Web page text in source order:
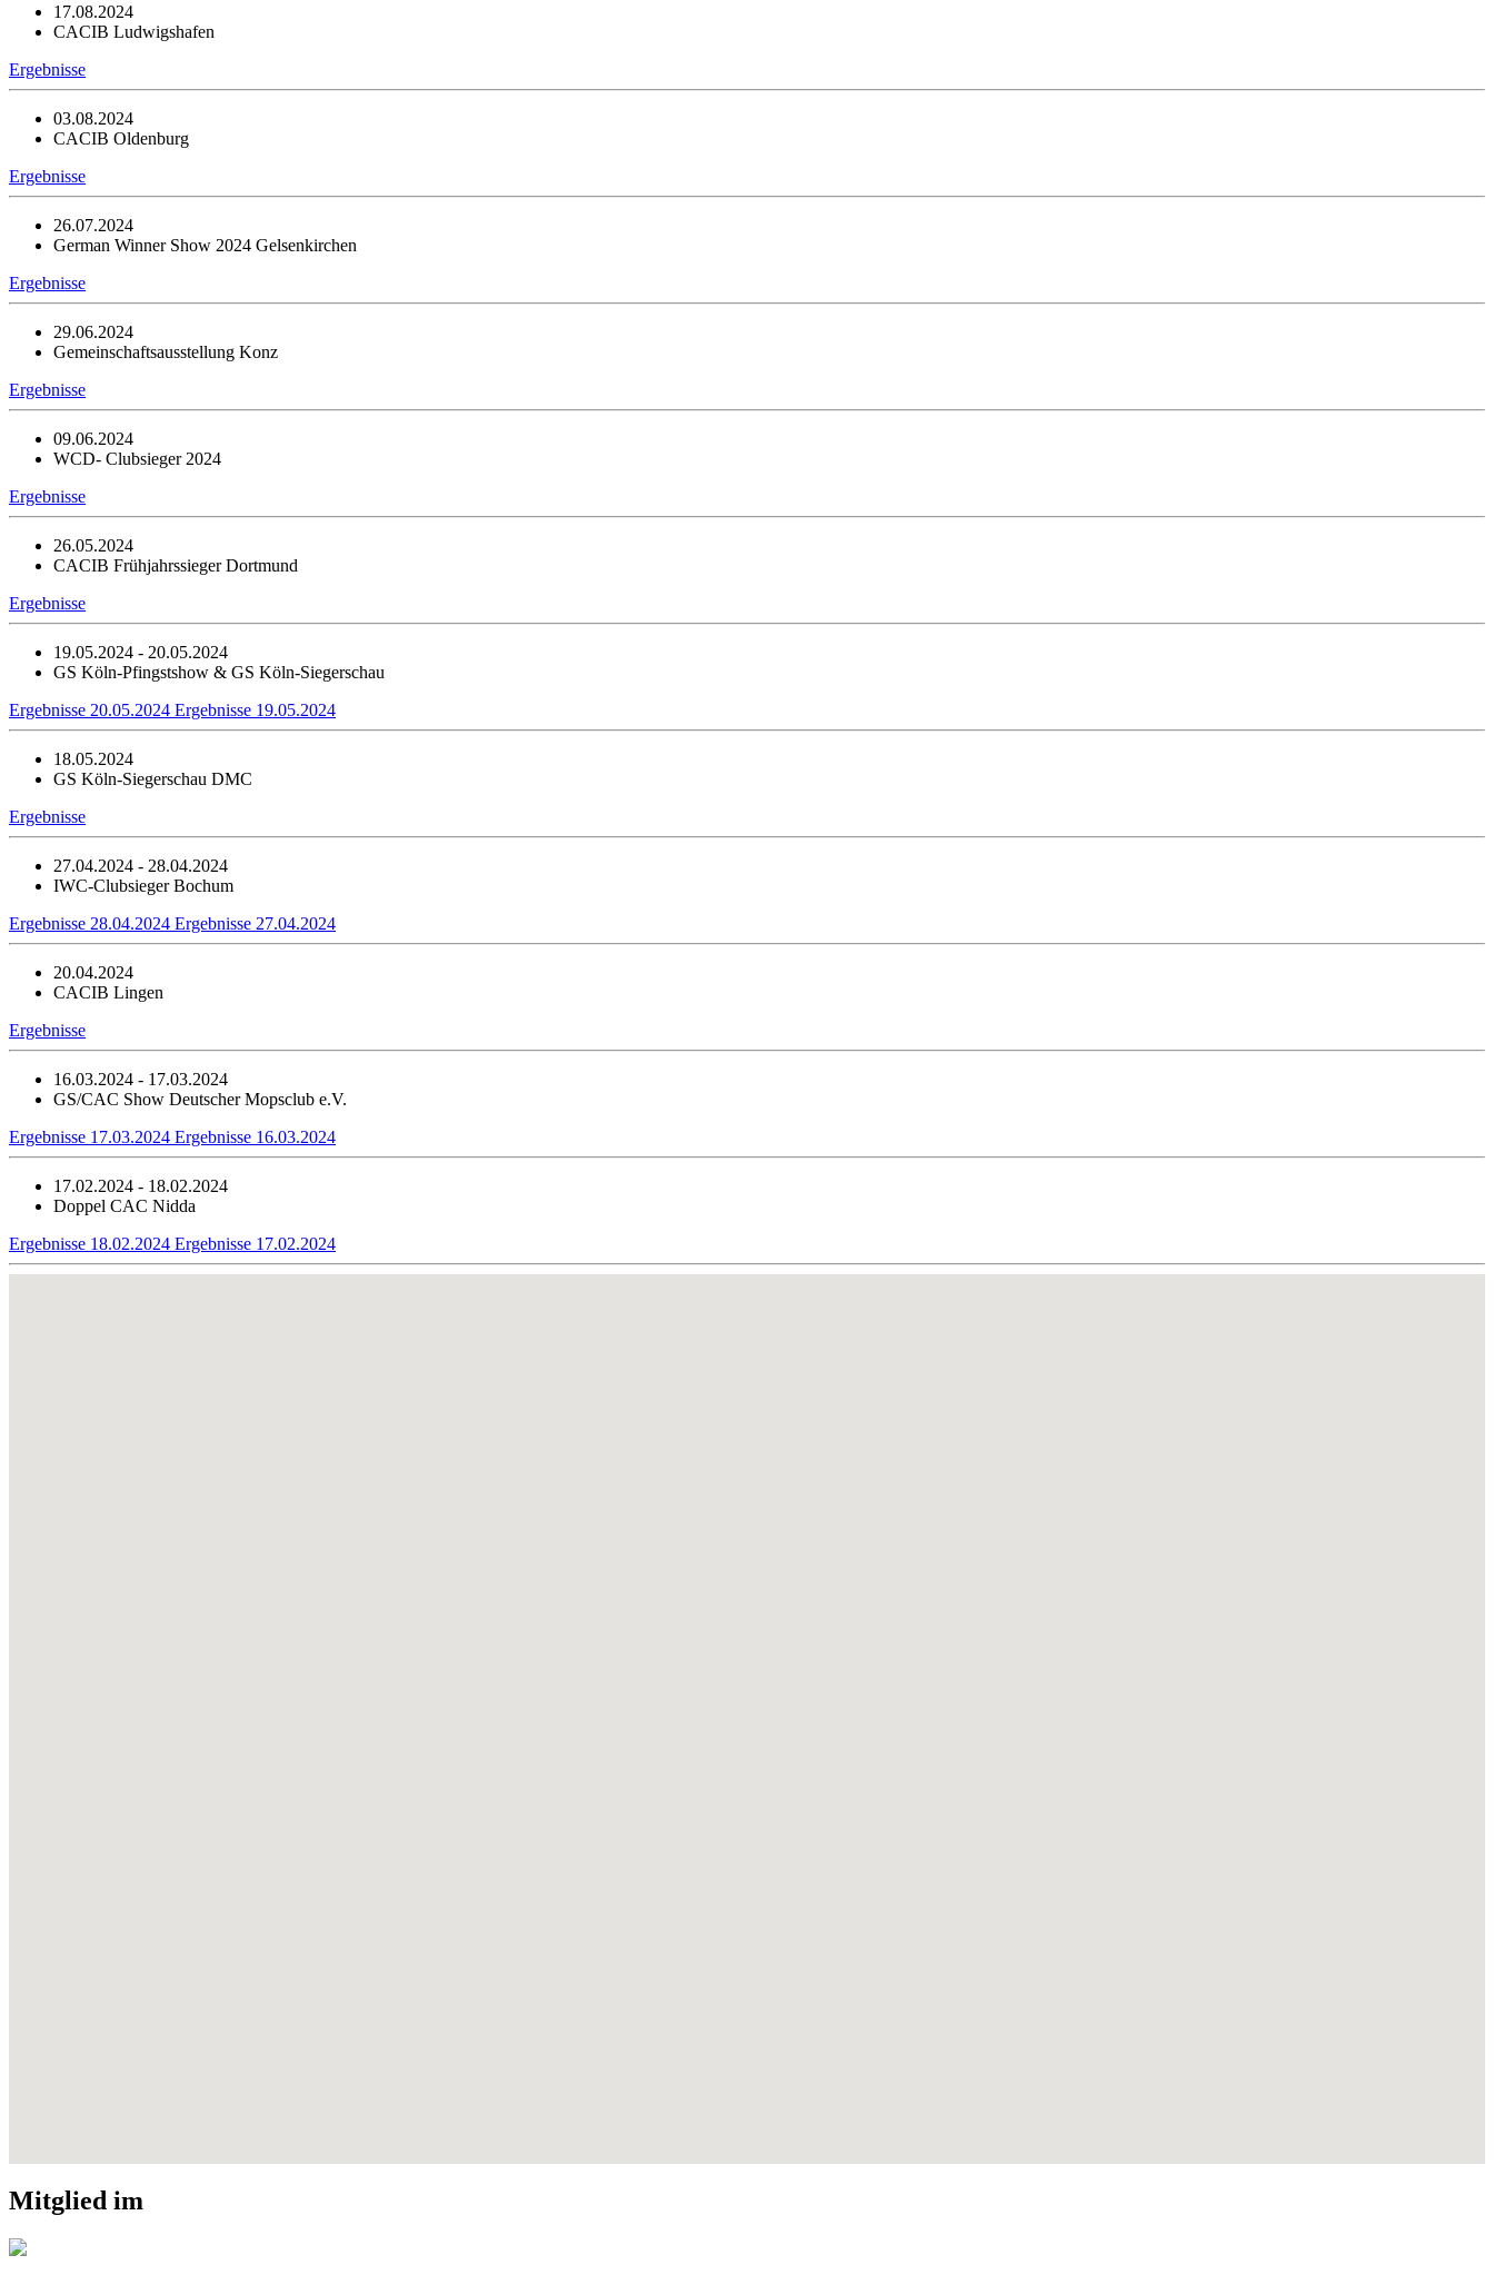
17.08.2024
CACIB Ludwigshafen
Ergebnisse
03.08.2024
CACIB Oldenburg
Ergebnisse
26.07.2024
German Winner Show 2024 Gelsenkirchen
Ergebnisse
29.06.2024
Gemeinschaftsausstellung Konz
Ergebnisse
09.06.2024
WCD- Clubsieger 2024
Ergebnisse
26.05.2024
CACIB Frühjahrssieger Dortmund
Ergebnisse
19.05.2024 - 20.05.2024
GS Köln-Pfingstshow & GS Köln-Siegerschau
Ergebnisse 20.05.2024 Ergebnisse 19.05.2024
18.05.2024
GS Köln-Siegerschau DMC
Ergebnisse
27.04.2024 - 28.04.2024
IWC-Clubsieger Bochum
Ergebnisse 28.04.2024 Ergebnisse 27.04.2024
20.04.2024
CACIB Lingen
Ergebnisse
16.03.2024 - 17.03.2024
GS/CAC Show Deutscher Mopsclub e.V.
Ergebnisse 17.03.2024 Ergebnisse 16.03.2024
17.02.2024 - 18.02.2024
Doppel CAC Nidda
Ergebnisse 18.02.2024 Ergebnisse 17.02.2024
Mitglied im